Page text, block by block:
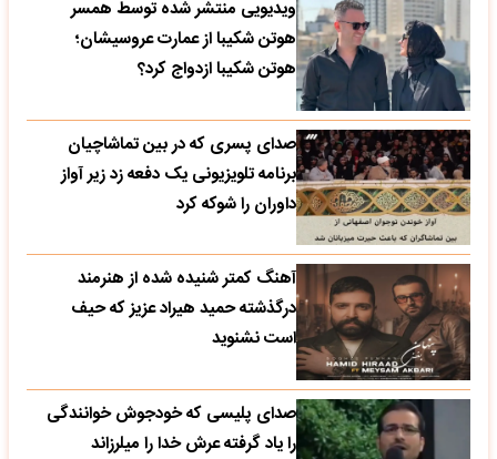
ویدیویی منتشر شده توسط همسر
هوتن شکیبا از عمارت عروسیشان؛
هوتن شکیبا ازدواج کرد؟
صدای پسری که در بین تماشاچیان
برنامه تلویزیونی یک دفعه زد زیر آواز
داوران را شوکه کرد
آهنگ کمتر شنیده شده از هنرمند
درگذشته حمید هیراد عزیز که حیف
است نشنوید
صدای پلیسی که خودجوش خوانندگی
را یاد گرفته عرش خدا را میلرزاند